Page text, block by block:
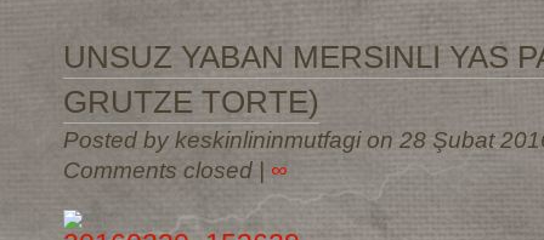
UNSUZ YABAN MERSINLI YAS
GRUTZE TORTE)
Posted by keskinlininmutfagi on 28 Şubat
Comments closed| ∞